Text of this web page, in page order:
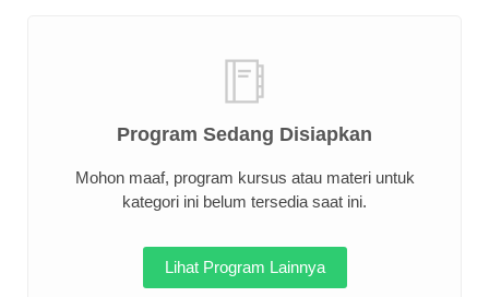
Program Sedang Disiapkan
Mohon maaf, program kursus atau materi untuk
kategori ini belum tersedia saat ini.
Lihat Program Lainnya